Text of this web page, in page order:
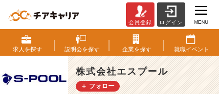
ー
ダ
ー
シ
ッ
プ・
会員登録 ログイン MENU
求人を探す 説明会を探す 企業を探す 就職イベント
株式会社エスプール
＋ フォロー